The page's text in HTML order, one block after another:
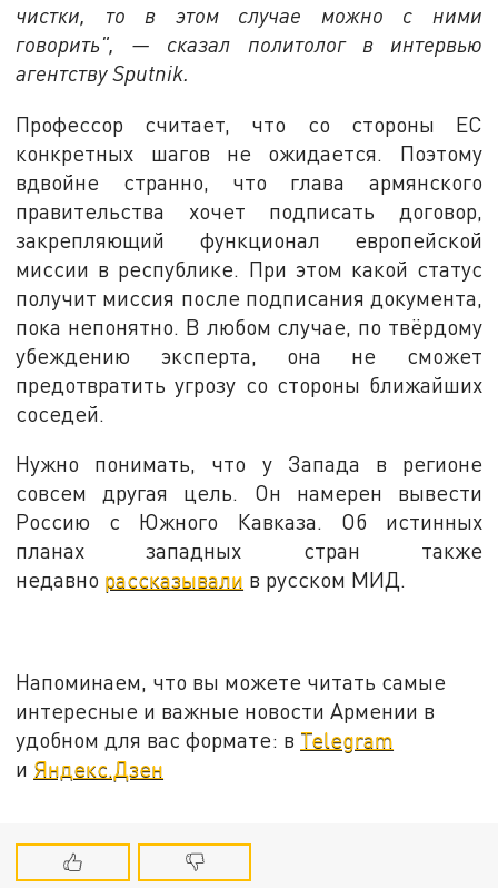
чистки, то в этом случае можно с ними
говорить", — сказал политолог в интервью
агентству Sputnik.
Профессор считает, что со стороны ЕС
конкретных шагов не ожидается. Поэтому
вдвойне странно, что глава армянского
правительства хочет подписать договор,
закрепляющий функционал европейской
миссии в республике. При этом какой статус
получит миссия после подписания документа,
пока непонятно. В любом случае, по твёрдому
убеждению эксперта, она не сможет
предотвратить угрозу со стороны ближайших
соседей.
Нужно понимать, что у Запада в регионе
совсем другая цель. Он намерен вывести
Россию с Южного Кавказа. Об истинных
планах западных стран также
недавно рассказывали в русском МИД.
Напоминаем, что вы можете читать самые
интересные и важные новости Армении в
удобном для вас формате: в Telegram
и Яндекс.Дзен